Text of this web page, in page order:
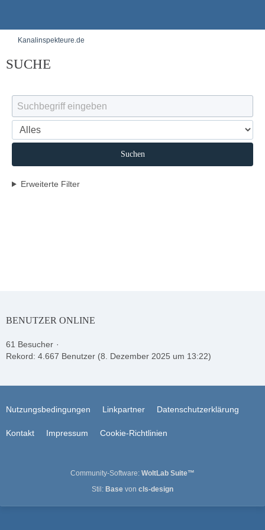
Kanalinspekteure.de
SUCHE
Suchen
Erweiterte Filter
BENUTZER ONLINE
61 Besucher
Rekord: 4.667 Benutzer (8. Dezember 2025 um 13:22)
Nutzungsbedingungen Linkpartner Datenschutzerklärung
Kontakt Impressum Cookie-Richtlinien
Community-Software: WoltLab Suite™
Stil: Base von cls-design